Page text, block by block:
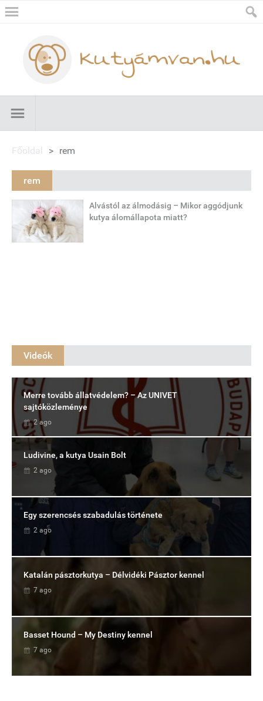
Főoldal > rem
rem
Alvástól az álmodásig – Mikor aggódjunk
kutya álomállapota miatt?
Videók
Merre tovább állatvédelem? – Az UNIVET
sajtóközleménye
2 ago
Ludivine, a kutya Usain Bolt
2 ago
Egy szerencsés szabadulás története
2 ago
Katalán pásztorkutya – Délvidéki Pásztor kennel
7 ago
Basset Hound – My Destiny kennel
7 ago